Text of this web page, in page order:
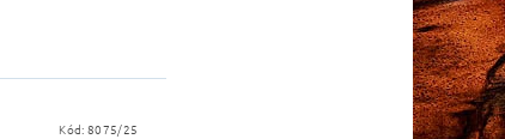
Kód: 8075/25